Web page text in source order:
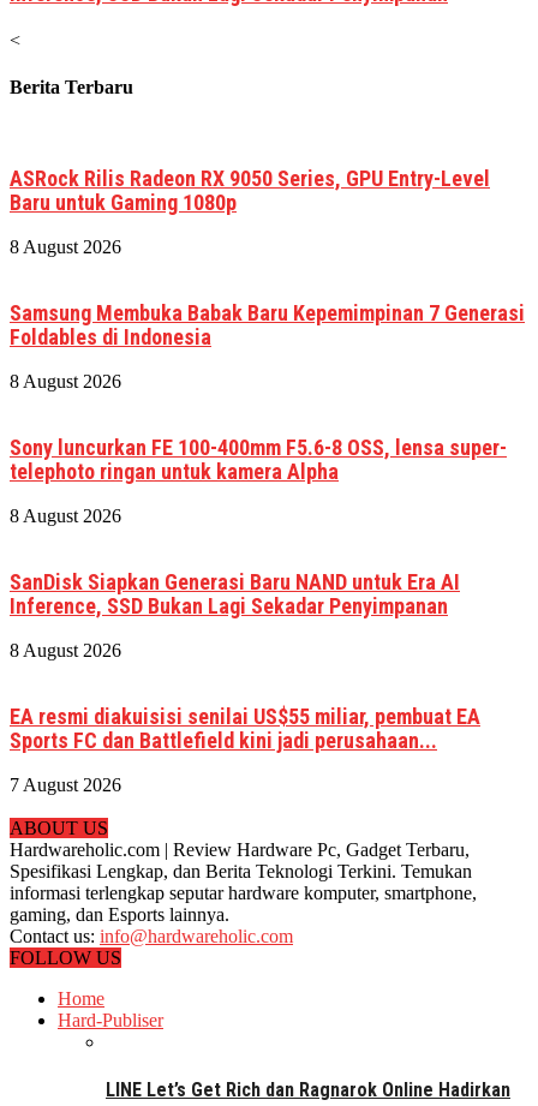
<
Berita Terbaru
ASRock Rilis Radeon RX 9050 Series, GPU Entry-Level
Baru untuk Gaming 1080p
8 August 2026
Samsung Membuka Babak Baru Kepemimpinan 7 Generasi
Foldables di Indonesia
8 August 2026
Sony luncurkan FE 100-400mm F5.6-8 OSS, lensa super-
telephoto ringan untuk kamera Alpha
8 August 2026
SanDisk Siapkan Generasi Baru NAND untuk Era AI
Inference, SSD Bukan Lagi Sekadar Penyimpanan
8 August 2026
EA resmi diakuisisi senilai US$55 miliar, pembuat EA
Sports FC dan Battlefield kini jadi perusahaan...
7 August 2026
ABOUT US
Hardwareholic.com | Review Hardware Pc, Gadget Terbaru,
Spesifikasi Lengkap, dan Berita Teknologi Terkini. Temukan
informasi terlengkap seputar hardware komputer, smartphone,
gaming, dan Esports lainnya.
Contact us: info@hardwareholic.com
FOLLOW US
Home
Hard-Publiser
LINE Let’s Get Rich dan Ragnarok Online Hadirkan